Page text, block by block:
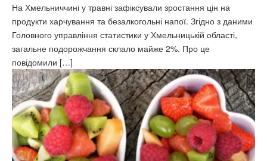
На Хмельниччині у травні зафіксували зростання цін на
продукти харчування та безалкогольні напої. Згідно з даними
Головного управління статистики у Хмельницькій області,
загальне подорожчання склало майже 2%. Про це
повідомили […]